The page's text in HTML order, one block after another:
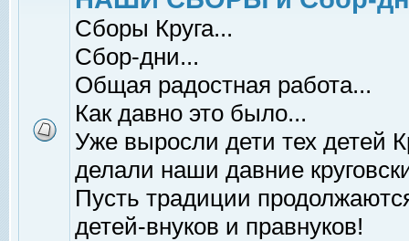
Сборы Круга...
Сбор-дни...
Общая радостная работа...
Как давно это было...
Уже выросли дети тех детей
делали наши давние
Пусть традиции
детей-внуков и правнуков!